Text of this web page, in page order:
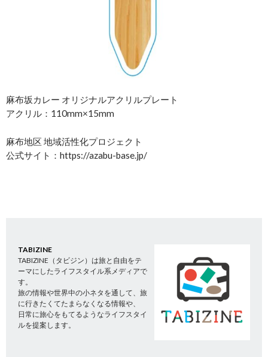
麻布坂カレー オリジナルアクリルプレート
アクリル：110mm×15mm
麻布地区 地域活性化プロジェクト
公式サイト：https://azabu-base.jp/
TABIZINE
TABIZINE（タビジン）は旅と自由をテ
ーマにしたライフスタイル系メディアで
す。
旅の情報や世界中の小ネタを通して、旅
に行きたくてたまらなくなる情報や、
日常に旅心をもてるようなライフスタイ
ルを提案します。